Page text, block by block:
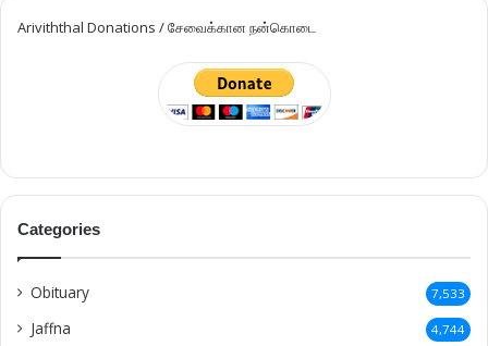
Ariviththal Donations / சேவைக்கான நன்கொடை
Categories
Obituary 7,533
Jaffna 4,744